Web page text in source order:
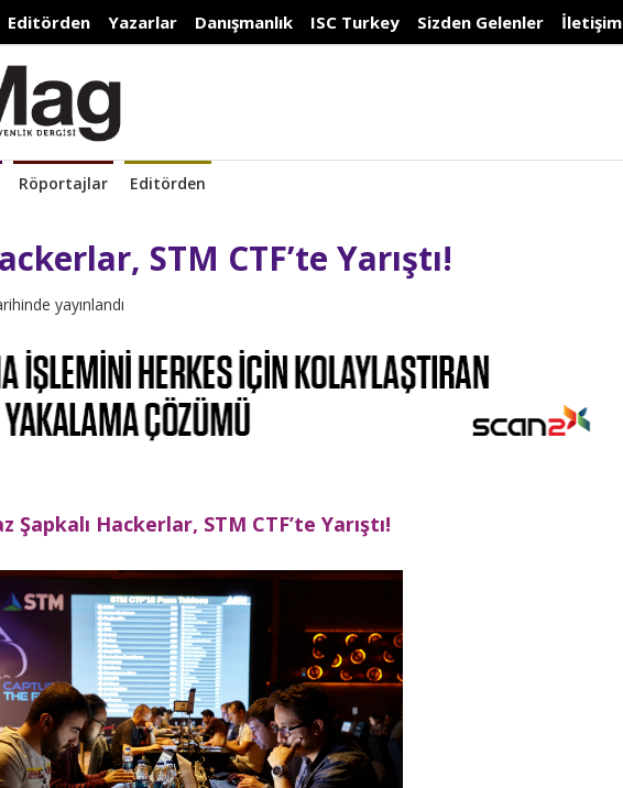
Editörden Yazarlar Danışmanlık ISC Turkey Sizden Gelenler İletişim
Röportajlar Editörden
STM CTF’te Yarıştı!
yayınlandı
Şapkalı Hackerlar, STM CTF’te Yarıştı!